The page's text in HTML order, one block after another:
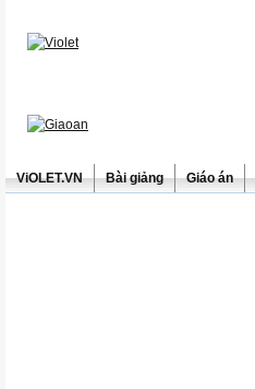
ViOLET.VN Bài giảng Giáo án